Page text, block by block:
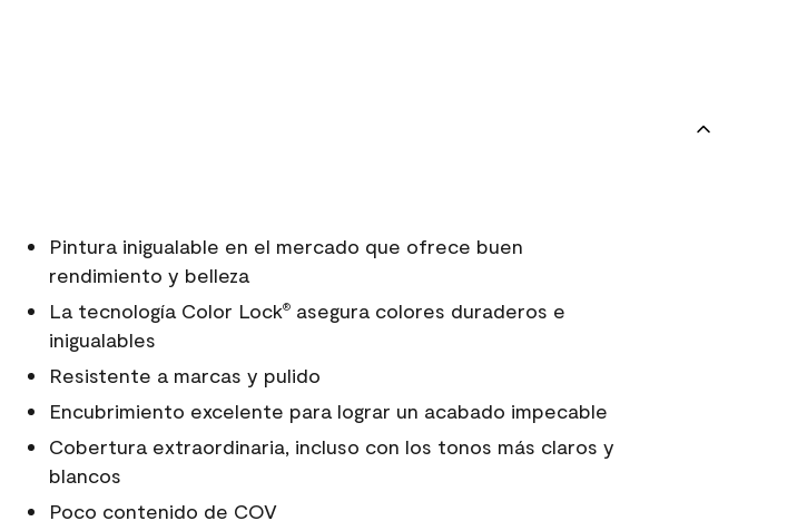
Pintura inigualable en el mercado que ofrece buen
rendimiento y belleza
La tecnología Color Lock®asegura colores duraderos e
inigualables
Resistente a marcas y pulido
Encubrimiento excelente para lograr un acabado impecable
Cobertura extraordinaria, incluso con los tonos más claros y
blancos
Poco contenido de COV